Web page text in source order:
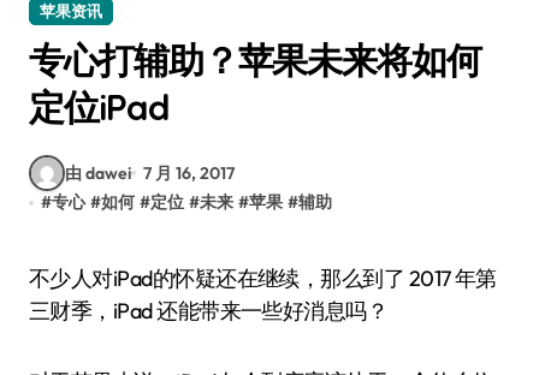
苹果资讯
专心打辅助？苹果未来将如何
定位iPad
由 dawei 7 月 16, 2017
#专心 #如何 #定位 #未来 #苹果 #辅助
不少人对iPad的怀疑还在继续，那么到了 2017 年第
三财季，iPad 还能带来一些好消息吗？